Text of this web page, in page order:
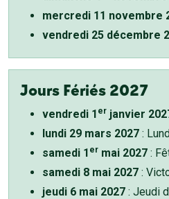
mercredi 11 novembre
vendredi 25 décembre
Jours Fériés 2027
vendredi 1 er janvier
lundi 29 mars 2027 :
samedi 1 er mai 2027 :
samedi 8 mai 2027 :
jeudi 6 mai 2027 : Jeudi